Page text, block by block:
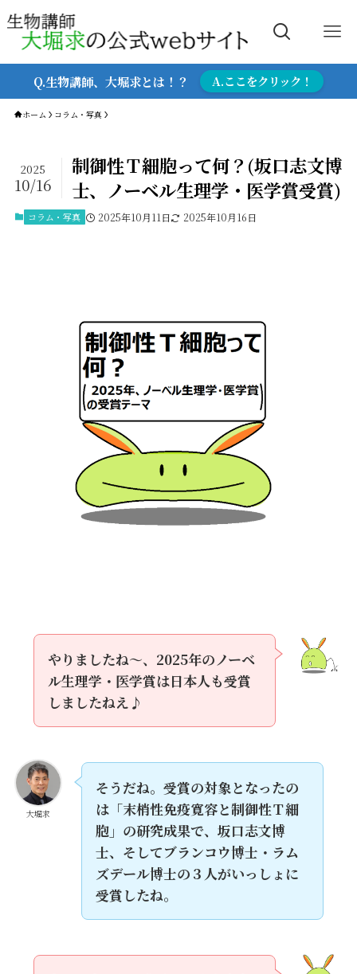
Q.生物講師、大堀求とは！？ A.ここをクリック！
ホーム コラム・写真
制御性Ｔ細胞って何？(坂口志文博
士、ノーベル生理学・医学賞受賞)
2025
10/16
コラム・写真 2025年10月11日 2025年10月16日
やりましたね～、2025年のノーベ
ル生理学・医学賞は日本人も受賞
しましたねえ♪
大堀求
そうだね。受賞の対象となったの
は「末梢性免疫寛容と制御性Ｔ細
胞」の研究成果で、坂口志文博
士、そしてブランコウ博士・ラム
ズデール博士の３人がいっしょに
受賞したね。